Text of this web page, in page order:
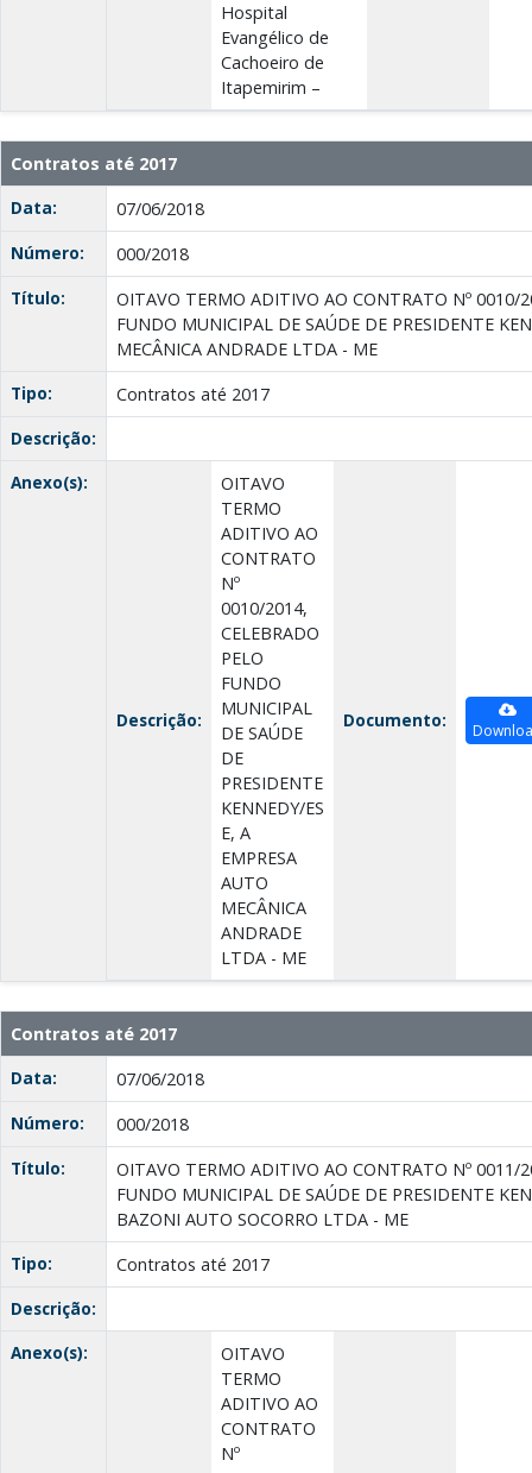
Hospital
Evangélico de
Cachoeiro de
Itapemirim –
Contratos até 2017
Data:
07/06/2018
Número:
000/2018
Título:
OITAVO TERMO ADITIVO AO CONTRATO Nº 0010/
FUNDO MUNICIPAL DE SAÚDE DE PRESIDENTE
MECÂNICA ANDRADE LTDA - ME
Tipo:
Contratos até 2017
Descrição:
Anexo(s):
Descrição:
OITAVO
TERMO
ADITIVO AO
CONTRATO
Nº
0010/2014,
CELEBRADO
PELO
FUNDO
MUNICIPAL
DE SAÚDE
DE
PRESIDENTE
KENNEDY/ES
E, A
EMPRESA
AUTO
MECÂNICA
ANDRADE
LTDA - ME
Documento:
Contratos até 2017
Data:
07/06/2018
Número:
000/2018
Título:
OITAVO TERMO ADITIVO AO CONTRATO Nº 0011/
FUNDO MUNICIPAL DE SAÚDE DE PRESIDENTE
BAZONI AUTO SOCORRO LTDA - ME
Tipo:
Contratos até 2017
Descrição:
Anexo(s):
OITAVO
TERMO
ADITIVO AO
CONTRATO
Nº